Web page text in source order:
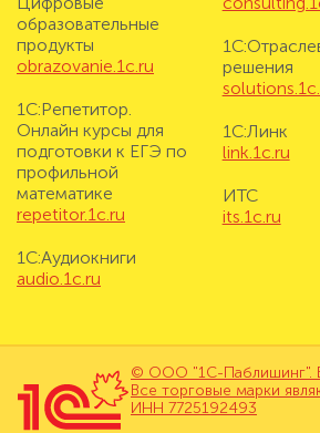
образовательные
продукты
obrazovanie.1c.ru
1С:Репетитор.
Онлайн курсы для
подготовки к ЕГЭ по
профильной
математике
repetitor.1c.ru
1С:Аудиокниги
audio.1c.ru
решения
1С:Линк
link.1c.ru
ИТС
its.1c.ru
© ООО "1С-Паблишинг".
Все торговые марки
ИНН 7725192493